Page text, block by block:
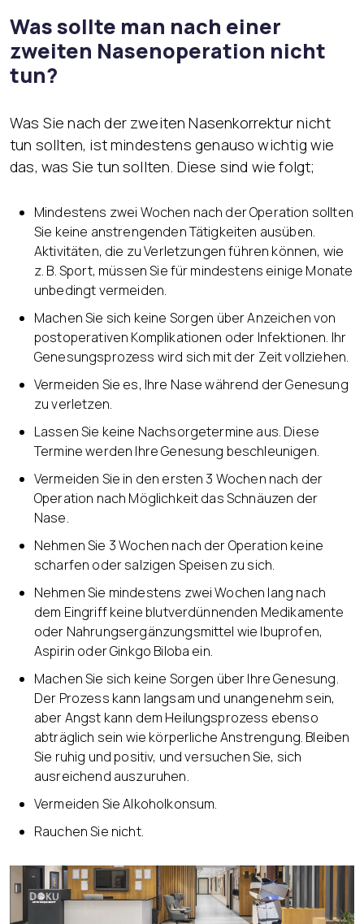
Was sollte man nach einer
zweiten Nasenoperation nicht
tun?
Was Sie nach der zweiten Nasenkorrektur nicht
tun sollten, ist mindestens genauso wichtig wie
das, was Sie tun sollten. Diese sind wie folgt;
Mindestens zwei Wochen nach der Operation sollten
Sie keine anstrengenden Tätigkeiten ausüben.
Aktivitäten, die zu Verletzungen führen können, wie
z. B. Sport, müssen Sie für mindestens einige Monate
unbedingt vermeiden.
Machen Sie sich keine Sorgen über Anzeichen von
postoperativen Komplikationen oder Infektionen. Ihr
Genesungsprozess wird sich mit der Zeit vollziehen.
Vermeiden Sie es, Ihre Nase während der Genesung
zu verletzen.
Lassen Sie keine Nachsorgetermine aus. Diese
Termine werden Ihre Genesung beschleunigen.
Vermeiden Sie in den ersten 3 Wochen nach der
Operation nach Möglichkeit das Schnäuzen der
Nase.
Nehmen Sie 3 Wochen nach der Operation keine
scharfen oder salzigen Speisen zu sich.
Nehmen Sie mindestens zwei Wochen lang nach
dem Eingriff keine blutverdünnenden Medikamente
oder Nahrungsergänzungsmittel wie Ibuprofen,
Aspirin oder Ginkgo Biloba ein.
Machen Sie sich keine Sorgen über Ihre Genesung.
Der Prozess kann langsam und unangenehm sein,
aber Angst kann dem Heilungsprozess ebenso
abträglich sein wie körperliche Anstrengung. Bleiben
Sie ruhig und positiv, und versuchen Sie, sich
ausreichend auszuruhen.
Vermeiden Sie Alkoholkonsum.
Rauchen Sie nicht.